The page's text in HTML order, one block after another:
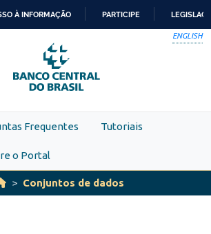
PARA
O
CONTEÚDO
À INFORMAÇÃO PARTICIPE
ENGLISH
Frequentes Tutoriais
o Portal
Conjuntos de dados